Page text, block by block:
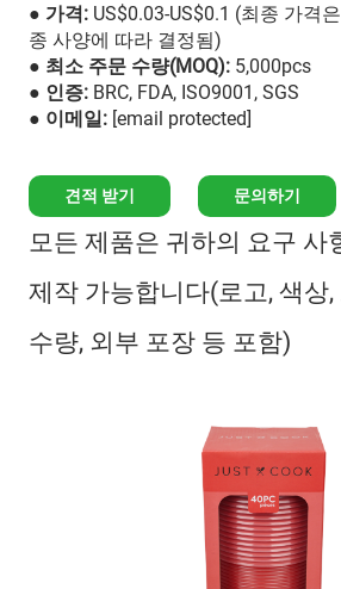
● 가격: US$0.03-US$0.1 (최종 가격
종 사양에 따라 결정됨)
● 최소 주문 수량(MOQ): 5,000pcs
● 인증: BRC, FDA, ISO9001, SGS
● 이메일: [email protected]
견적 받기 문의하기
모든 제품은 귀하의 요구 사
제작 가능합니다(로고, 색상
수량, 외부 포장 등 포함)